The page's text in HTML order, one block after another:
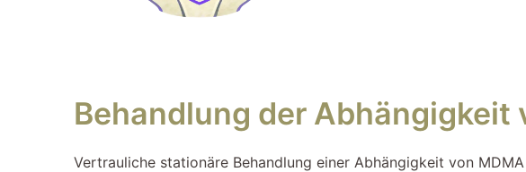
Behandlung der Abhängigkeit
Vertrauliche stationäre Behandlung einer Abhängigkeit von